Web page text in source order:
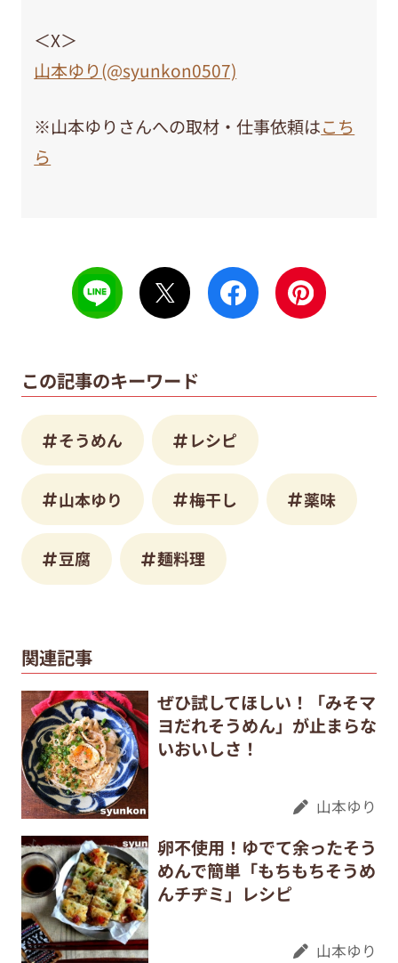
＜X＞
山本ゆり(@syunkon0507)
※山本ゆりさんへの取材・仕事依頼はこち
ら
この記事のキーワード
そうめん レシピ
山本ゆり 梅干し 薬味
豆腐 麺料理
関連記事
ぜひ試してほしい！「みそマ
ヨだれそうめん」が止まらな
いおいしさ！
山本ゆり
卵不使用！ゆでて余ったそう
めんで簡単「もちもちそうめ
んチヂミ」レシピ
山本ゆり